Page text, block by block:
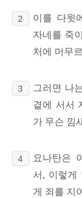
2
이를 다윗
자네를 죽
처에 머무
3
그러면 나
곁에 서서
가 무슨 낌
4
요나탄은
서, 이렇게
게 죄를 지